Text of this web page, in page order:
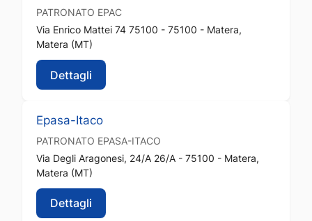
PATRONATO EPAC
Via Enrico Mattei 74 75100 - 75100 - Matera,
Matera (MT)
Dettagli
Epasa-Itaco
PATRONATO EPASA-ITACO
Via Degli Aragonesi, 24/A 26/A - 75100 - Matera,
Matera (MT)
Dettagli